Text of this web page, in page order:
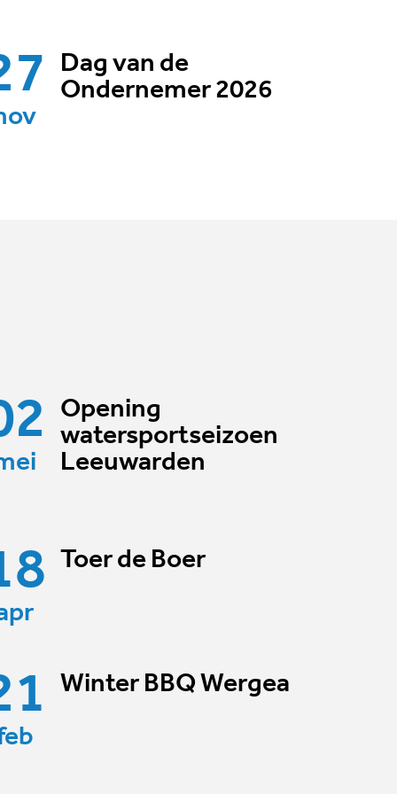
Dag van de
Ondernemer 2026
Opening
watersportseizoen
Leeuwarden
Toer de Boer
Winter BBQ Wergea